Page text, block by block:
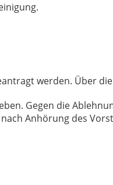
werden. Über
Gegen die
Anhörung des